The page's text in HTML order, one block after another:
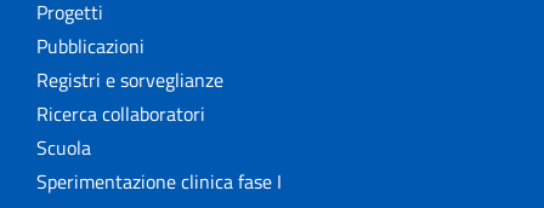
Progetti
Pubblicazioni
Registri e sorveglianze
Ricerca collaboratori
Scuola
Sperimentazione clinica fase I